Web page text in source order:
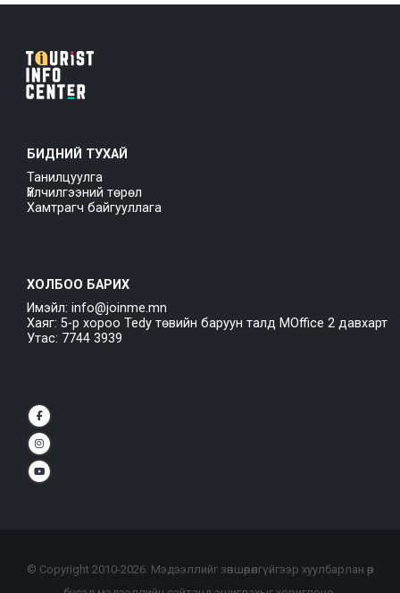
БИДНИЙ ТУХАЙ
Танилцуулга
Үйлчилгээний төрөл
Хамтрагч байгууллага
ХОЛБОО БАРИХ
Имэйл: info@joinme.mn
Хаяг: 5-р хороо Tedy төвийн баруун талд MOffice 2 давхарт
Утас: 7744 3939
© Copyright 2010-2026. Мэдээллийг зөвшөөрөлгүйгээр хуулбарлан өөр